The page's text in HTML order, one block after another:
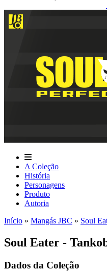
A Coleção
História
Personagens
Produto
Autoria
Início » Mangás JBC » Soul
Soul Eater -
Dados da Coleção